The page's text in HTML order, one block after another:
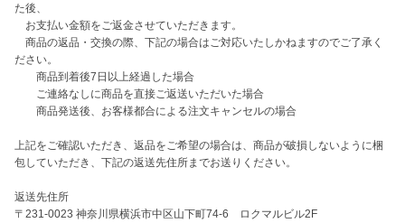
た後、
ださい。
上記をご確認いただき、返品をご希望の場合は、商品が破損しないように梱
包していただき、下記の返送先住所までお送りください。
返送先住所
〒231-0023 神奈川県横浜市中区山下町74-6　ロクマルビル2F